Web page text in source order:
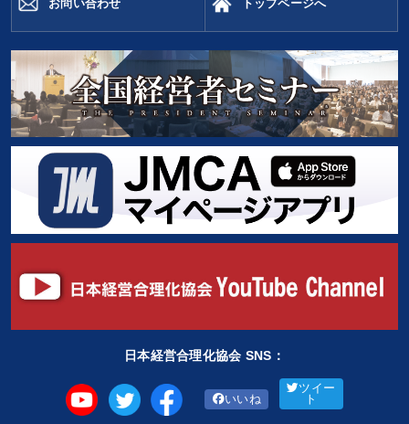
お問い合わせ トップページへ
日本経営合理化協会 SNS：
いいね
ツイー
ト